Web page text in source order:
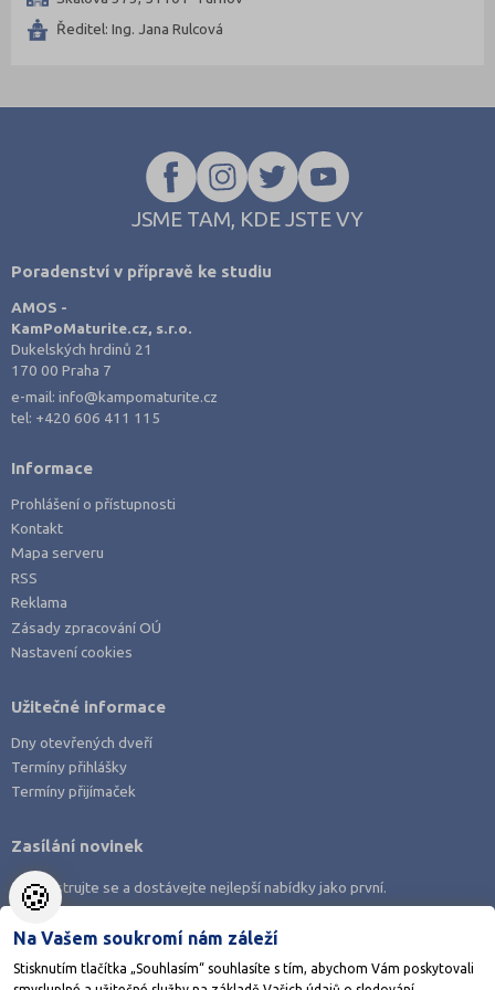
Jičín (2)
Karlovy Vary (3)
Kroměříž (4)
Kutná Hora (2)
Liberec (2)
Litoměřice (3)
Mělník (1)
Nový Jičín (1)
Nymburk (1)
Olomouc (5)
Opava (1)
Ostrava-město (8)
Písek (4)
Plzeň-město (4)
Praha-východ (1)
Prachatice (1)
Prostějov (1)
Příbram (4)
Ředitel: Ing. Jana Rulcová
JSME TAM, KDE JSTE VY
Poradenství v přípravě ke studiu
AMOS -
KamPoMaturite.cz, s.r.o.
Dukelských hrdinů 21
170 00 Praha 7
e-mail:info@kampomaturite.cz
tel: +420 606 411 115
Informace
Prohlášení o přístupnosti
Kontakt
Mapa serveru
RSS
Reklama
Zásady zpracování OÚ
Nastavení cookies
Užitečné informace
Dny otevřených dveří
Termíny přihlášky
Termíny přijímaček
Zasílání novinek
Zaregistrujte se a dostávejte nejlepší nabídky jako první.
🍪
Na Vašem soukromí nám záleží
Stisknutím tlačítka „Souhlasím“ souhlasíte s tím, abychom Vám poskytovali